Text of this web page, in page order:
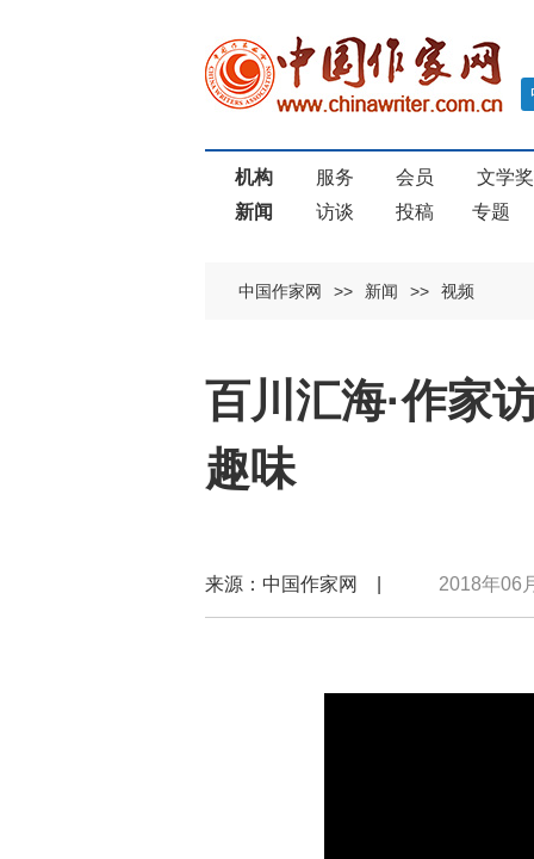
机构 服务 会员
文学
新闻
访谈 投稿 专题
中国作家网 >> 新闻 >> 视频
百川汇海·作家
趣味
来源：中国作家网 | 2018年06